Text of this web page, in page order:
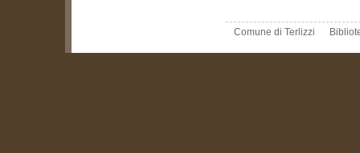
Comune di Terlizzi